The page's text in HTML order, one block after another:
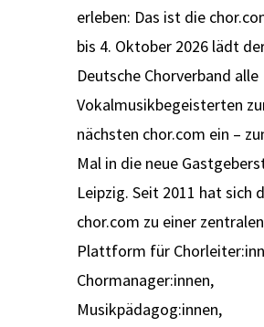
erleben: Das ist die
bis 4. Oktober 2026 lädt
Deutsche Chorverband alle
Vokalmusikbegeisterten
nächsten chor.com ein –
Mal in die neue
Leipzig. Seit 2011 hat sich
chor.com zu einer zentralen
Plattform für
Chormanager:innen,
Musikpädagog:innen,